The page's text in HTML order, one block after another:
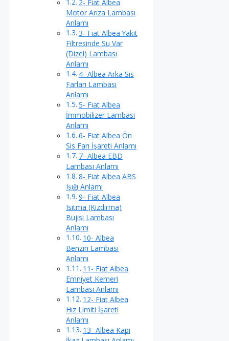
2- Fiat Albea
Motor Arıza Lambası
Anlamı
3- Fiat Albea Yakıt
Filtresinde Su Var
(Dizel) Lambası
Anlamı
4- Albea Arka Sis
Farları Lambası
Anlamı
5- Fiat Albea
İmmobilizer Lambası
Anlamı
6- Fiat Albea Ön
Sis Farı İşareti Anlamı
7- Albea EBD
Lambası Anlamı
8- Fiat Albea ABS
Işığı Anlamı
9- Fiat Albea
Isıtma (Kızdırma)
Bujisi Lambası
Anlamı
10- Albea
Benzin Lambası
Anlamı
11- Fiat Albea
Emniyet Kemeri
Lambası Anlamı
12- Fiat Albea
Hız Limiti İşareti
Anlamı
13- Albea Kapı